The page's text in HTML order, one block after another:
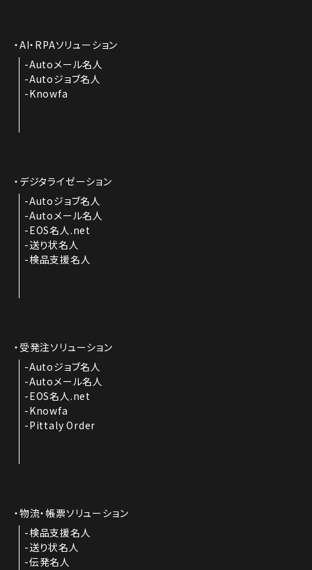
AI・RPAソリューション
Autoメール名人
Autoジョブ名人
Knowfa
デジタライゼーション
Autoジョブ名人
Autoメール名人
EOS名人.net
送り状名人
検品支援名人
受発注ソリューション
Autoジョブ名人
Autoメール名人
EOS名人.net
Knowfa
Pittaly Order
物流・帳票ソリューション
検品支援名人
送り状名人
伝発名人